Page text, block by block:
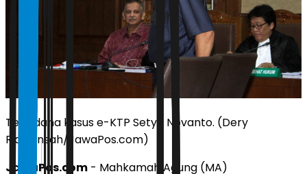
Terpidana kasus e-KTP Setya Novanto. (Dery
Ridwansah/JawaPos.com)
JawaPos.com - Mahkamah Agung (MA)